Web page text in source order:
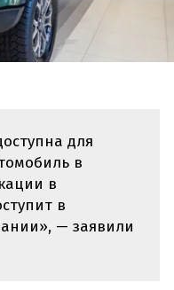
для
в
в
в
— заявили